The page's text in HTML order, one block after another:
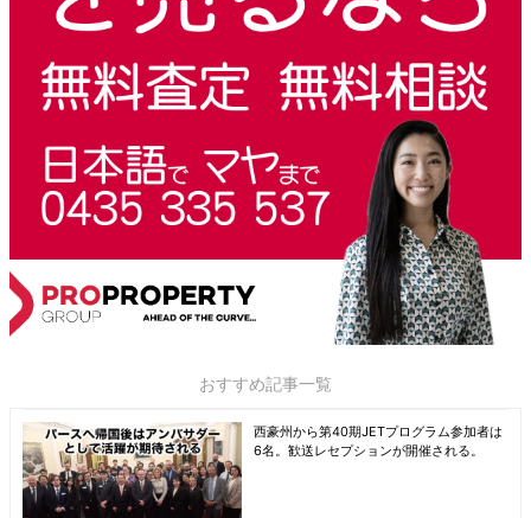
おすすめ記事一覧
西豪州から第40期JETプログラム参加者は
6名。歓送レセプションが開催される。